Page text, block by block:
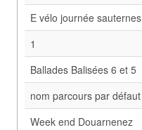
E vélo journée sauternes
1
Ballades Balisées 6 et 5
nom parcours par défaut
Week end Douarnenez